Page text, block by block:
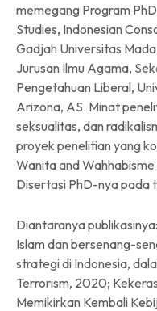
memegang Program
Studies, Indonesian
Gadjah Universitas
Jurusan Ilmu Agama,
Pengetahuan Liberal,
Arizona, AS. Minat
seksualitas, dan
proyek penelitian yang
Wanita and
Disertasi PhD-nya pada
Diantaranya
Islam dan bersenang-
strategi di Indonesia,
Terrorism, 2020;
Memikirkan Kembali